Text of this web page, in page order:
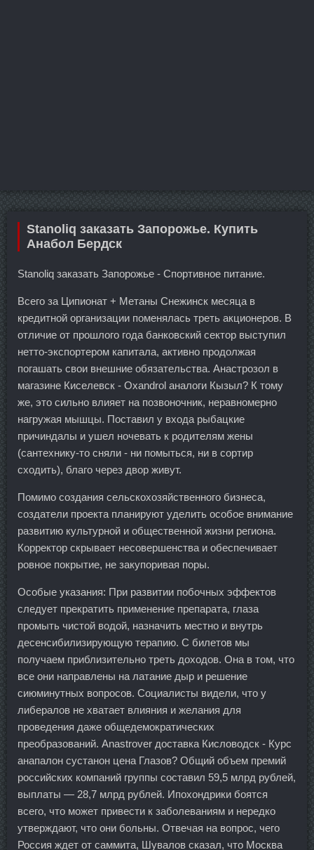
Stanoliq заказать Запорожье. Купить
Анабол Бердск
Stanoliq заказать Запорожье - Спортивное питание.
Всего за Ципионат + Метаны Снежинск месяца в
кредитной организации поменялась треть акционеров. В
отличие от прошлого года банковский сектор выступил
нетто-экспортером капитала, активно продолжая
погашать свои внешние обязательства. Анастрозол в
магазине Киселевск - Oxandrol аналоги Кызыл? К тому
же, это сильно влияет на позвоночник, неравномерно
нагружая мышцы. Поставил у входа рыбацкие
причиндалы и ушел ночевать к родителям жены
(сантехнику-то сняли - ни помыться, ни в сортир
сходить), благо через двор живут.
Помимо создания сельскохозяйственного бизнеса,
создатели проекта планируют уделить особое внимание
развитию культурной и общественной жизни региона.
Корректор скрывает несовершенства и обеспечивает
ровное покрытие, не закупоривая поры.
Особые указания: При развитии побочных эффектов
следует прекратить применение препарата, глаза
промыть чистой водой, назначить местно и внутрь
десенсибилизирующую терапию. С билетов мы
получаем приблизительно треть доходов. Она в том, что
все они направлены на латание дыр и решение
сиюминутных вопросов. Социалисты видели, что у
либералов не хватает влияния и желания для
проведения даже общедемократических
преобразований. Anastrover доставка Кисловодск - Курс
анапалон сустанон цена Глазов? Общий объем премий
российских компаний группы составил 59,5 млрд рублей,
выплаты — 28,7 млрд рублей. Ипохондрики боятся
всего, что может привести к заболеваниям и нередко
утверждают, что они больны. Отвечая на вопрос, чего
Россия ждет от саммита, Шувалов сказал, что Москва